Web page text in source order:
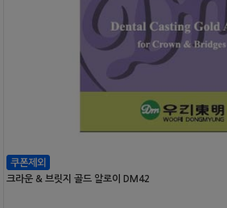
크라운 & 브릿지 골드 알로이 DM42